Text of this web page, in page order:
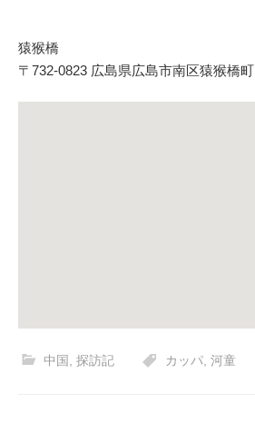
猿猴橋
〒732-0823 広島県広島市南区猿猴橋町
中国 探訪記 カッパ 河童